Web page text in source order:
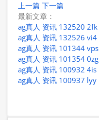
上一篇 下一篇
最新文章：
ag真人 资讯 132520 2fk
ag真人 资讯 132526 vi4
ag真人 资讯 101344 vps
ag真人 资讯 101354 0zg
ag真人 资讯 100932 4is
ag真人 资讯 100937 lyy